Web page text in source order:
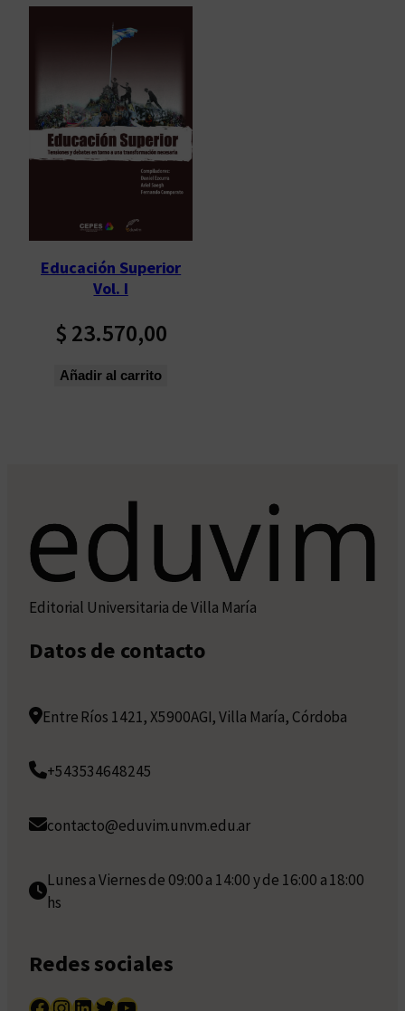
Educación Superior
Vol. I
$ 23.570,00
Añadir al carrito
Editorial Universitaria de Villa María
Datos de contacto
Entre Ríos 1421, X5900AGI, Villa María, Córdoba
+543534648245
contacto@eduvim.unvm.edu.ar
Lunes a Viernes de 09:00 a 14:00 y de 16:00 a 18:00
hs
Redes sociales